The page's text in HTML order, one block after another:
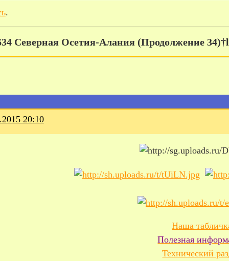
.
Северная Осетия-Алания (Продолжение
20:10
Наша
Полезная
Технический